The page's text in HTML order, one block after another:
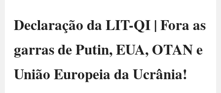
Declaração da LIT-QI | Fora as
garras de Putin, EUA, OTAN e
União Europeia da Ucrânia!